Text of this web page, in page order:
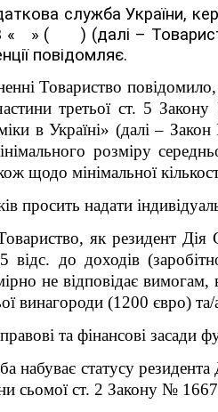
служба України,
« » ( ) (далі –
повідомляє.
Товариство
третьої ст. 5 Закону
в Україні» (далі –
розміру
щодо мінімальної
просить надати
як резидент Дія
відс. до доходів
не відповідає
винагороди (1200 євро) та/
правові та фінансові
набуває статусу резидента
сьомої ст. 2 Закону №